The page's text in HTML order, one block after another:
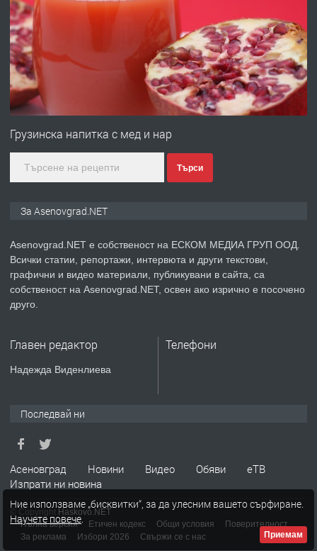
ПРЕДЛАГА
Професионална броячна машина -
със сертификат от ЕЦБ
преди 1 година
ПРЕДЛАГА
Професионална зеленчукорезачка
преди 2 години
ПРЕДЛАГА
Давам индивидуалани уроци по
ремонт на покриви
ПРЕДЛАГА
Висококачествени Целофанови
Пликове - СКОРПИОПЛАСТ
Грузинска напитка с мед и нар
Търси
За Asenovgrad.NET
Asenovgrad.NET е собственост на ЕСКОМ МЕДИА ГРУП ООД.
Всички статии, репортажи, интервюта и други текстови,
графични и видео материали, публикувани в сайта, са
собственост на Asenovgrad.NET, освен ако изрично е посочено
друго.
Главен редактор
Надежда Виденлиева
Телефони
Последвай ни
Асеновград Новини Видео Обяви
еТВ
Изпрати ни новина
© Copyright Haskovo.NET
Пълна версия
Етичен кодекс Общи условия
Поверителност
За реклама
Избори 2026 Свържи се с нас
Ние използваме „бисквитки“, за да улесним вашето сърфиране.
Научете повече.
Приемам